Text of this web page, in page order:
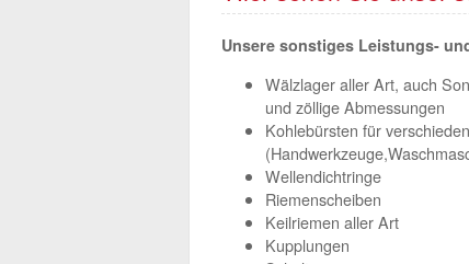
Unsere sonstiges Leistungs-
Wälzlager aller Art, auch
und zöllige Abmessungen
Kohlebürsten für
Wellendichtringe
Riemenscheiben
Keilriemen aller Art
Kupplungen